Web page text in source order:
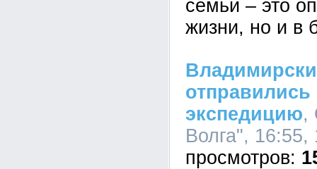
семьи – это
жизни, но и в
экспедицию,
Волга",